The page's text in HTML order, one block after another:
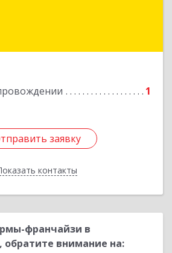
1
заявку
контакты
обл, Кувандыкский р-н,
заявку
Назад
франчайзи в
внимание на: